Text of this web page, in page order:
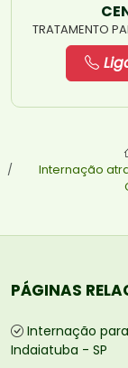
TRATAMENTO
Internação
PÁGINAS
Internação
Indaiatuba - SP